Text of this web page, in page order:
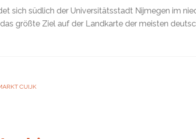
sich südlich der Universitätsstadt Nijmegen im
größte Ziel auf der Landkarte der meisten
CUIJK